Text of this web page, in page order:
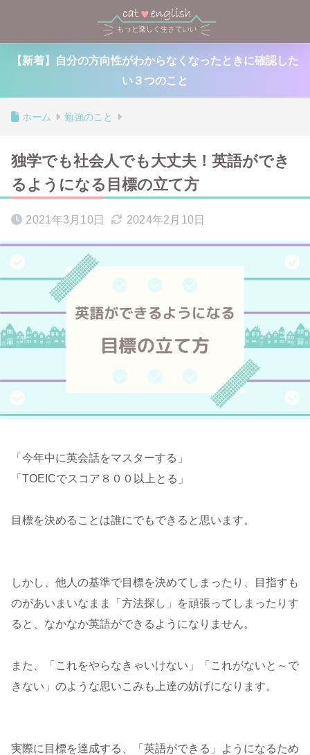
【新着】自分の方向性がわからなくなったときに確認した
い３つのこと
ホーム 勉強のこと
独学でも社会人でも大丈夫！英語ができ
るようになる目標の立て方
2021年3月10日 2024年2月10日
「今年中に英会話をマスターする」
「TOEICでスコア８００以上とる」
目標を決めることは誰にでもできると思います。
しかし、他人の基準で目標を決めてしまったり、目指すも
のがあいまいなまま「方法探し」を頑張ってしまったりす
ると、なかなか英語ができるようになりません。
また、「これをやらなきゃいけない」「これがないと～で
きない」のような思いこみも上達の妨げになります。
実際に目標を達成する、「英語ができる」ようになるため